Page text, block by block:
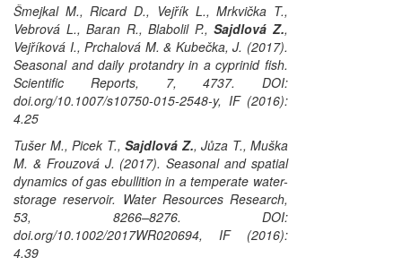
Šmejkal M., Ricard D., Vejřík L., Mrkvička T.,
Vebrová L., Baran R., Blabolil P.,Sajdlová Z.,
Vejříková I., Prchalová M. & Kubečka, J. (2017).
Seasonal and daily protandry in a cyprinid fish.
Scientific Reports, 7, 4737. DOI:
doi.org/10.1007/s10750-015-2548-y, IF (2016):
4.25
Tušer M., Picek T., Sajdlová Z., Jůza T., Muška
M. & Frouzová J. (2017). Seasonal and spatial
dynamics of gas ebullition in a temperate water-
storage reservoir. Water Resources Research,
53, 8266–8276. DOI:
doi.org/10.1002/2017WR020694, IF (2016):
4.39